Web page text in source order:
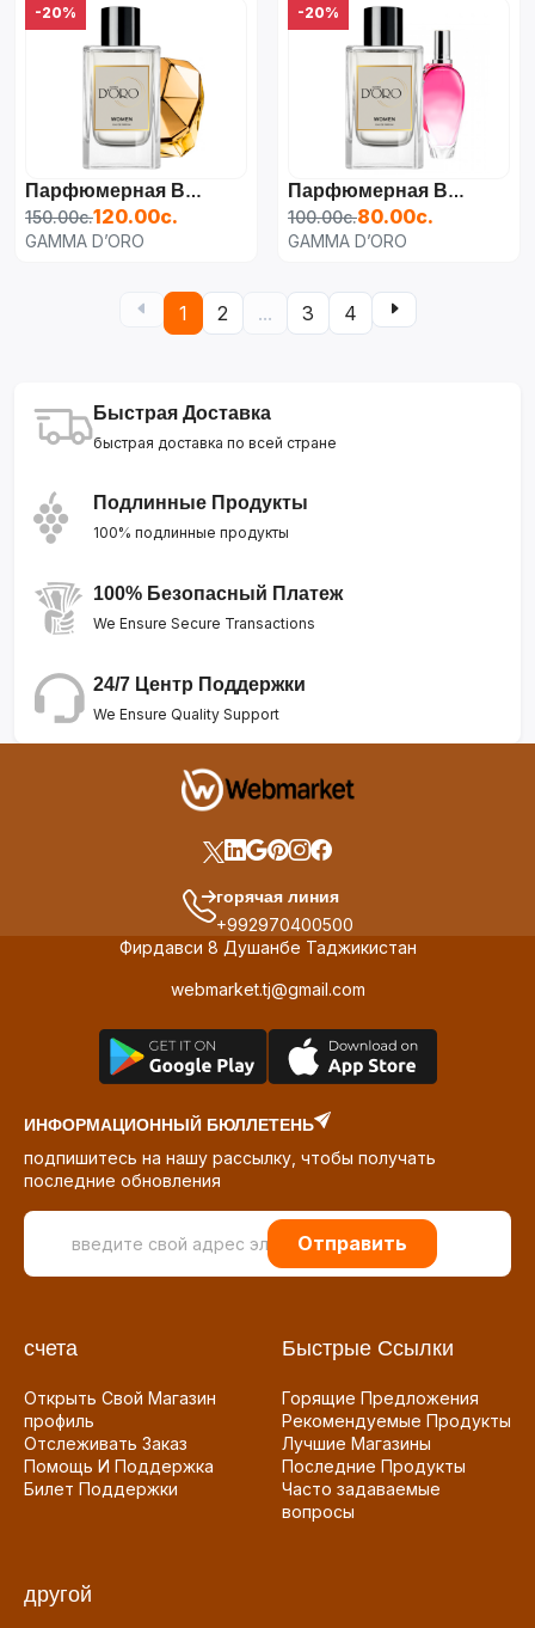
-20%
Парфюмерная Вода Для Женщин Paco Rabanne Lady Million,
150.00с.120.00с.
GAMMA D’ORO
-20%
Парфюмерная Вода Для Женщин Escada Sexy Graffiti,
100.00с.80.00с.
GAMMA D’ORO
1 2 ... 3 4
Быстрая Доставка
быстрая доставка по всей стране
Подлинные Продукты
100% подлинные продукты
100% Безопасный Платеж
We Ensure Secure Transactions
24/7 Центр Поддержки
We Ensure Quality Support
горячая линия
+992970400500
Фирдавси 8 Душанбе Таджикистан
webmarket.tj@gmail.com
ИНФОРМАЦИОННЫЙ БЮЛЛЕТЕНЬ
подпишитесь на нашу рассылку, чтобы получать
последние обновления
Отправить
счета
Открыть Свой Магазин
профиль
Отслеживать Заказ
Помощь И Поддержка
Билет Поддержки
Быстрые Ссылки
Горящие Предложения
Рекомендуемые Продукты
Лучшие Магазины
Последние Продукты
Часто задаваемые
вопросы
другой